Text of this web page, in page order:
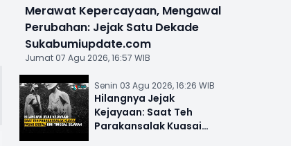
Merawat Kepercayaan, Mengawal
Perubahan: Jejak Satu Dekade
Sukabumiupdate.com
Jumat 07 Agu 2026, 16:57 WIB
Senin 03 Agu 2026, 16:26 WIB
Hilangnya Jejak
Kejayaan: Saat Teh
Parakansalak Kuasai